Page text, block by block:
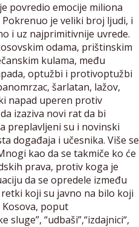
povredio emocije miliona
je veliki broj ljudi, i
i uz najprimitivnije uvrede.
odama, prištinskim
kulama, među
optužbi i protivoptužbi
šarlatan, lažov,
napad uperen protiv
izaziva novi rat da bi
preplavljeni su i novinski
događaja i učesnika. Više se
kao da se takmiče ko će
prava, protiv koga je
da se opredele između
koji su javno na bilo koji
poput
“udbaši”,“izdajnici“,